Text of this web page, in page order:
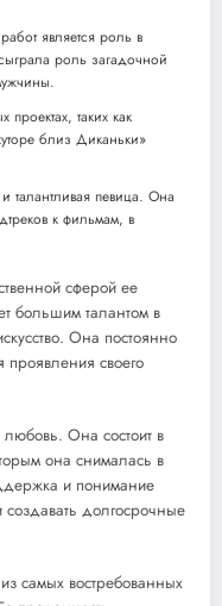
является роль в
роль загадочной
таких как
близ Диканьки»
певица. Она
к фильмам, в
сферой ее
большим талантом в
Она постоянно
своего
Она состоит в
она снималась в
и понимание
создавать долгосрочные
самых востребованных